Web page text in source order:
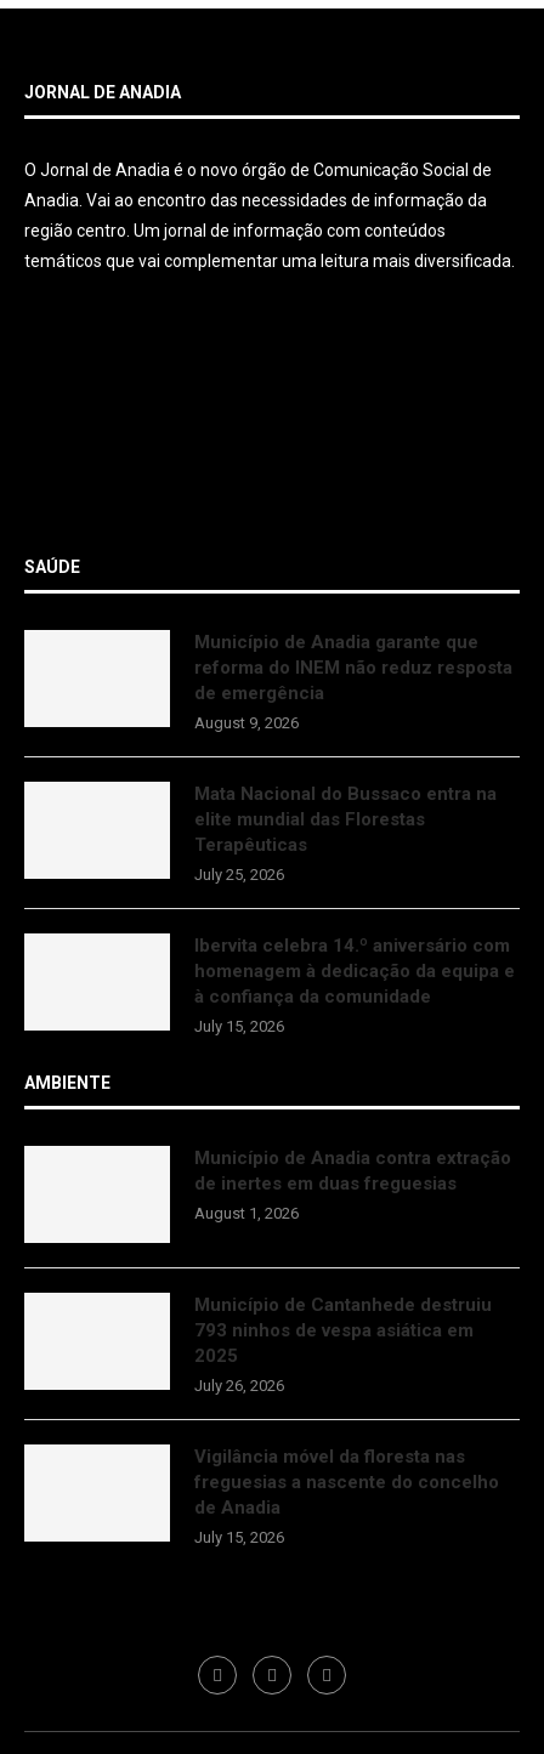
JORNAL DE ANADIA
O Jornal de Anadia é o novo órgão de Comunicação Social de
Anadia. Vai ao encontro das necessidades de informação da
região centro. Um jornal de informação com conteúdos
temáticos que vai complementar uma leitura mais diversificada.
SAÚDE
Município de Anadia garante que
reforma do INEM não reduz resposta
de emergência
August 9, 2026
Mata Nacional do Bussaco entra na
elite mundial das Florestas
Terapêuticas
July 25, 2026
Ibervita celebra 14.º aniversário com
homenagem à dedicação da equipa e
à confiança da comunidade
July 15, 2026
AMBIENTE
Município de Anadia contra extração
de inertes em duas freguesias
August 1, 2026
Município de Cantanhede destruiu
793 ninhos de vespa asiática em
2025
July 26, 2026
Vigilância móvel da floresta nas
freguesias a nascente do concelho
de Anadia
July 15, 2026